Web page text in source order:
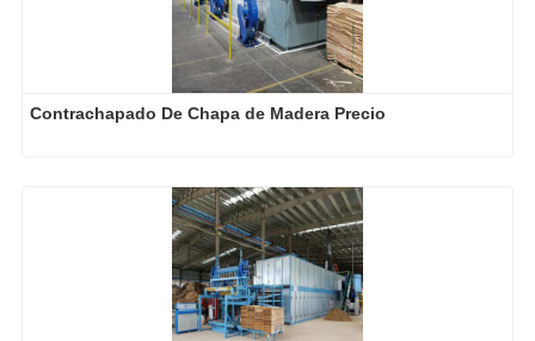
Contrachapado De Chapa de Madera Precio